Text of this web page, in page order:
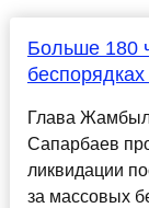
Больше 180
Глава
Сапарбаев
ликвидации
за массовых